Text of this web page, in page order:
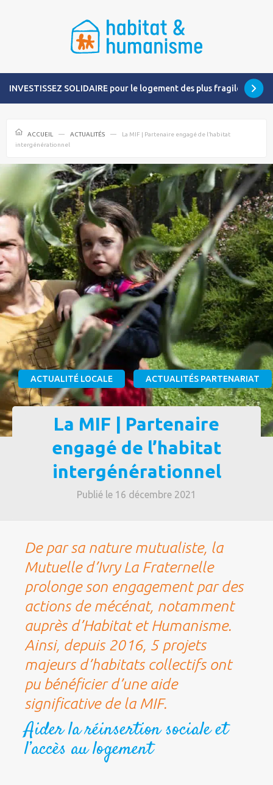
INVESTISSEZ SOLIDAIRE pour le logement des plus fragiles
ACCUEIL ACTUALITÉS
La MIF | Partenaire engagé de l’habitat
intergénérationnel
ACTUALITÉ LOCALE ACTUALITÉS PARTENARIAT
La MIF | Partenaire
engagé de l’habitat
intergénérationnel
Publié le 16 décembre 2021
De par sa nature mutualiste, la
Mutuelle d’Ivry La Fraternelle
prolonge son engagement par des
actions de mécénat, notamment
auprès d’Habitat et Humanisme.
Ainsi, depuis 2016, 5 projets
majeurs d’habitats collectifs ont
pu bénéficier d’une aide
significative de la MIF.
Aider la réinsertion sociale et
l’accès au logement